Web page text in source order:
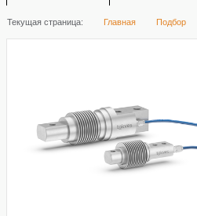
Текущая страница: Главная Подбор